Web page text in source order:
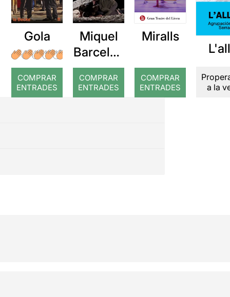
Gola
COMPRAR
ENTRADES
Miquel
Barcelon
a: Rojos
COMPRAR
ENTRADES
Miralls
COMPRAR
ENTRADES
a la